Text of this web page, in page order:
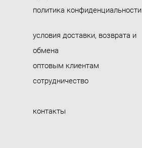
политика конфиденциальности
условия доставки, возврата и
обмена
оптовым клиентам
сотрудничество
контакты